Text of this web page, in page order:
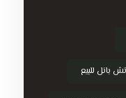
بانل للبيع